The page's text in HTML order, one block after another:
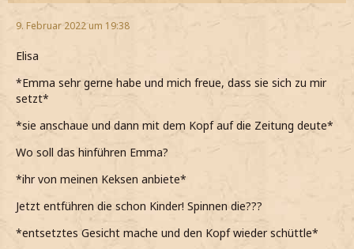
9. Februar 2022 um 19:38
Elisa
*Emma sehr gerne habe und mich freue, dass sie sich zu mir
setzt*
*sie anschaue und dann mit dem Kopf auf die Zeitung deute*
Wo soll das hinführen Emma?
*ihr von meinen Keksen anbiete*
Jetzt entführen die schon Kinder! Spinnen die???
*entsetztes Gesicht mache und den Kopf wieder schüttle*